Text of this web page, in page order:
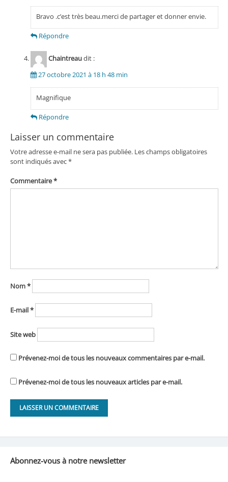
Bravo .c’est très beau.merci de partager et donner envie.
Répondre
Chaintreaudit :
27 octobre 2021 à 18 h 48 min
Magnifique
Répondre
Laisser un commentaire
Votre adresse e-mail ne sera pas publiée. Les champs obligatoires
sont indiqués avec*
Commentaire*
Nom*
E-mail*
Site web
Prévenez-moi de tous les nouveaux commentaires par e-mail.
Prévenez-moi de tous les nouveaux articles par e-mail.
Abonnez-vous à notre newsletter